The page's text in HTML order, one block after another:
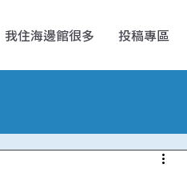
我住海邊館很多 投稿專區